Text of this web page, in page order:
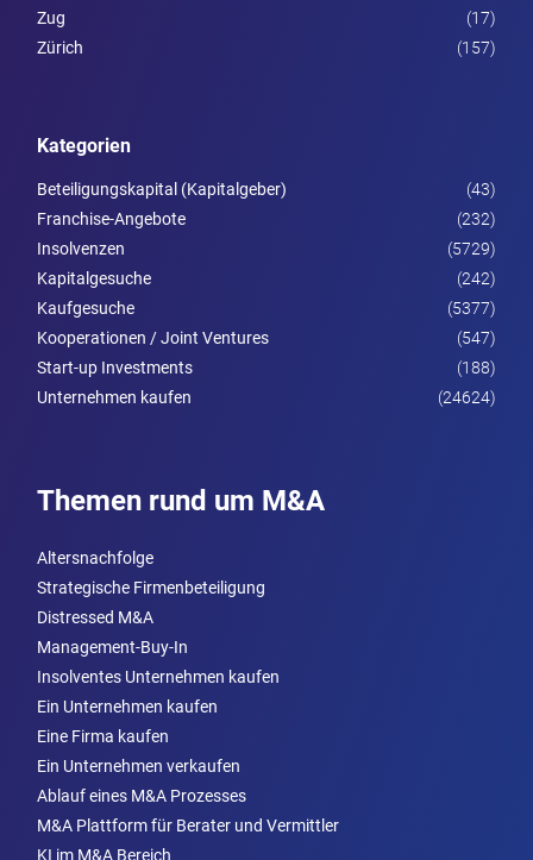
Zug
(17)
Zürich
(157)
Kategorien
Beteiligungskapital (Kapitalgeber)
(43)
Franchise-Angebote
(232)
Insolvenzen
(5729)
Kapitalgesuche
(242)
Kaufgesuche
(5377)
Kooperationen / Joint Ventures
(547)
Start-up Investments
(188)
Unternehmen kaufen
(24624)
Themen rund um M&A
Altersnachfolge
Strategische Firmenbeteiligung
Distressed M&A
Management-Buy-In
Insolventes Unternehmen kaufen
Ein Unternehmen kaufen
Eine Firma kaufen
Ein Unternehmen verkaufen
Ablauf eines M&A Prozesses
M&A Plattform für Berater und Vermittler
KI im M&A Bereich